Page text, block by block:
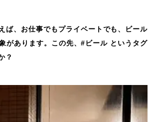
、お仕事でもプライベートでも、ビール
があります。この先、#ビール というタグ
？